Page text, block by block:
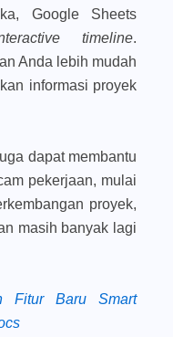
Google Sheets
timeline.
Anda lebih mudah
informasi proyek
dapat membantu
pekerjaan, mulai
proyek,
masih banyak lagi
Fitur Baru Smart